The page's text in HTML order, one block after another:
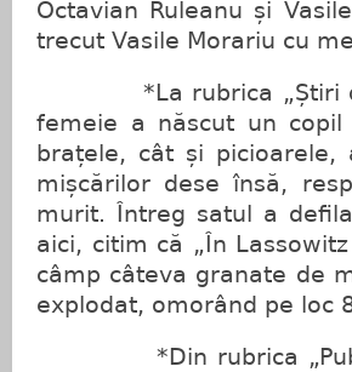
Octavian Ruleanu și
trecut Vasile Morariu cu
*La rubrica „Știri
femeie a născut un
brațele, cât și
mișcărilor dese însă,
murit. Întreg satul a
aici, citim că „În
câmp câteva granate de
explodat, omorând pe loc
*Din rubrica